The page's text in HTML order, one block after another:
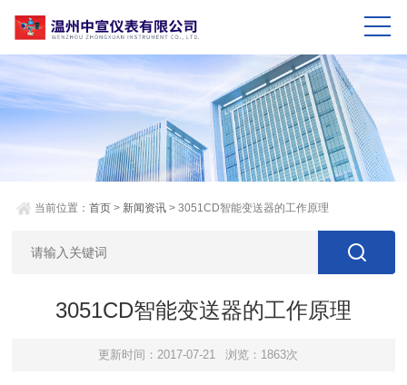
当前位置：首页 > 新闻资讯 > 3051CD智能变送器的工作原理
3051CD智能变送器的工作原理
更新时间：2017-07-21 浏览：1863次